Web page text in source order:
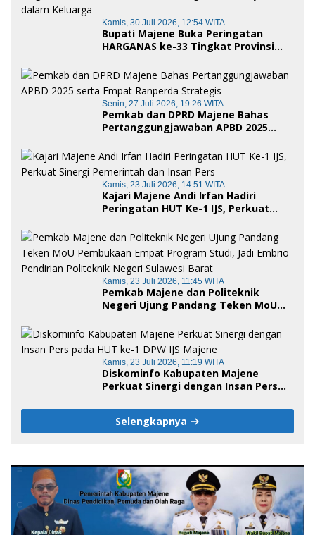
Kamis, 30 Juli 2026, 12:54 WITA
Bupati Majene Buka Peringatan
HARGANAS ke-33 Tingkat Provinsi
Ayah dalam Keluarga
Senin, 27 Juli 2026, 19:26 WITA
Pemkab dan DPRD Majene Bahas
Pertanggungjawaban APBD 2025
Kamis, 23 Juli 2026, 14:51 WITA
Kajari Majene Andi Irfan Hadiri
Peringatan HUT Ke-1 IJS, Perkuat
Kamis, 23 Juli 2026, 11:45 WITA
Pemkab Majene dan Politeknik
Negeri Ujung Pandang Teken MoU
Jadi Embrio Pendirian Politeknik
Negeri Sulawesi Barat
Kamis, 23 Juli 2026, 11:19 WITA
Diskominfo Kabupaten Majene
Perkuat Sinergi dengan Insan Pers
Selengkapnya